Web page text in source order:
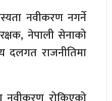
नवीकरण नगर्ने
नेपाली सेनाको
दलगत राजनीतिमा